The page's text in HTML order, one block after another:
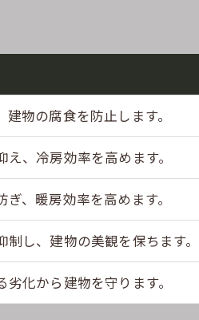
物の腐食を防止します。
、冷房効率を高めます。
、暖房効率を高めます。
し、建物の美観を保ちます。
化から建物を守ります。